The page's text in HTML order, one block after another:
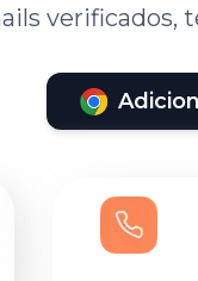
verificados,